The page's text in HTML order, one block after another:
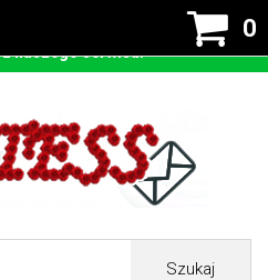
0
Szukaj
- czyli tzw ciastek w celu
przyjmowanie cookies
naszego serwisu.